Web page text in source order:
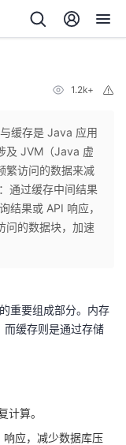
1.2k+
缓存是 Java 应用
及 JVM（Java 虚
繁访问的数据来减
通过缓存中间结果
结果或 API 响应，
问的数据块，加速
重要组成部分。内存
缓存则是通过存储
计算。
响应，减少数据库压